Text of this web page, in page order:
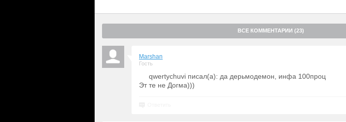
ВСЕ КОММЕНТАРИИ (23)
Marshan
Гость
qwertychuvi писал(а): да дерьмодемон, инфа 100проц
Эт те не Догма)))